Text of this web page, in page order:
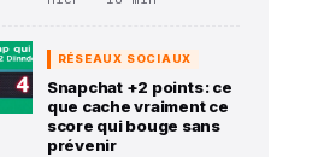
RÉSEAUX SOCIAUX
Snapchat +2 points : ce
que cache vraiment ce
score qui bouge sans
prévenir